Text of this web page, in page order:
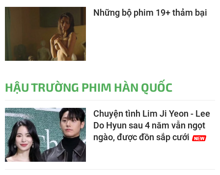
Những bộ phim 19+ thảm bại
HẬU TRƯỜNG PHIM HÀN QUỐC
Chuyện tình Lim Ji Yeon - Lee
Do Hyun sau 4 năm vẫn ngọt
ngào, được đồn sắp cưới